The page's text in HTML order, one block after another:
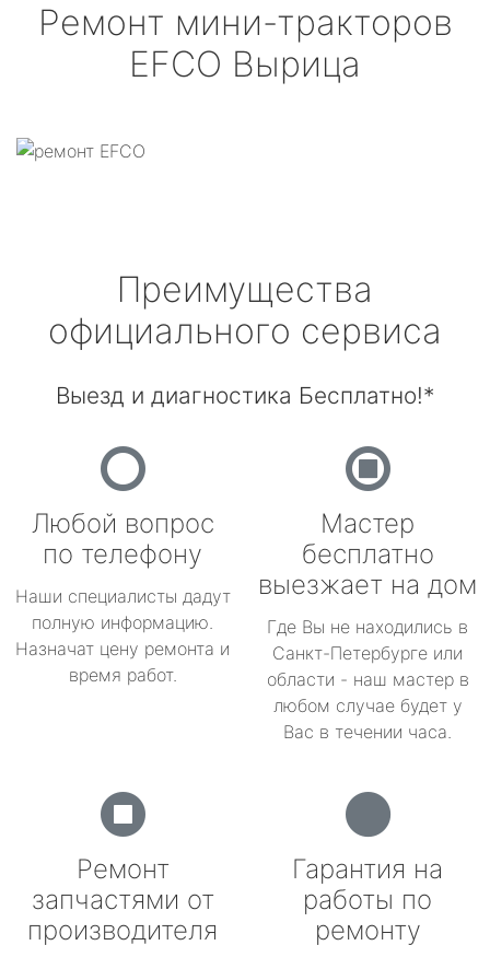
Ремонт мини-тракторов
EFCO Вырица
Преимущества
официального сервиса
Выезд и диагностика Бесплатно!*
Любой вопрос
по телефону
Наши специалисты дадут
полную информацию.
Назначат цену ремонта и
время работ.
Мастер
бесплатно
выезжает на дом
Где Вы не находились в
Санкт-Петербурге или
области - наш мастер в
любом случае будет у
Вас в течении часа.
Ремонт
запчастями от
производителя
Гарантия на
работы по
ремонту